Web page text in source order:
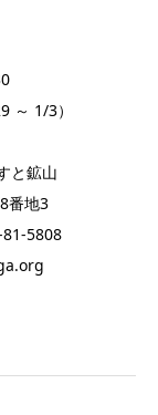
1/3）
と鉱山
番地3
5808